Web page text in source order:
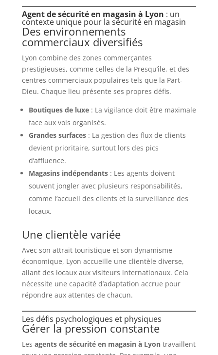
Agent de sécurité en magasin à Lyon : un
contexte unique pour la sécurité en magasin
Des environnements
commerciaux diversifiés
Lyon combine des zones commerçantes
prestigieuses, comme celles de la Presqu’île, et des
centres commerciaux populaires tels que la Part-
Dieu. Chaque lieu présente ses propres défis.
Boutiques de luxe: La vigilance doit être maximale
face aux vols organisés.
Grandes surfaces: La gestion des flux de clients
devient prioritaire, surtout lors des pics
d’affluence.
Magasins indépendants: Les agents doivent
souvent jongler avec plusieurs responsabilités,
comme l’accueil des clients et la surveillance des
locaux.
Une clientèle variée
Avec son attrait touristique et son dynamisme
économique, Lyon accueille une clientèle diverse,
allant des locaux aux visiteurs internationaux. Cela
nécessite une capacité d’adaptation accrue pour
répondre aux attentes de chacun.
Les défis psychologiques et physiques
Gérer la pression constante
Les agents de sécurité en magasin à Lyontravaillent